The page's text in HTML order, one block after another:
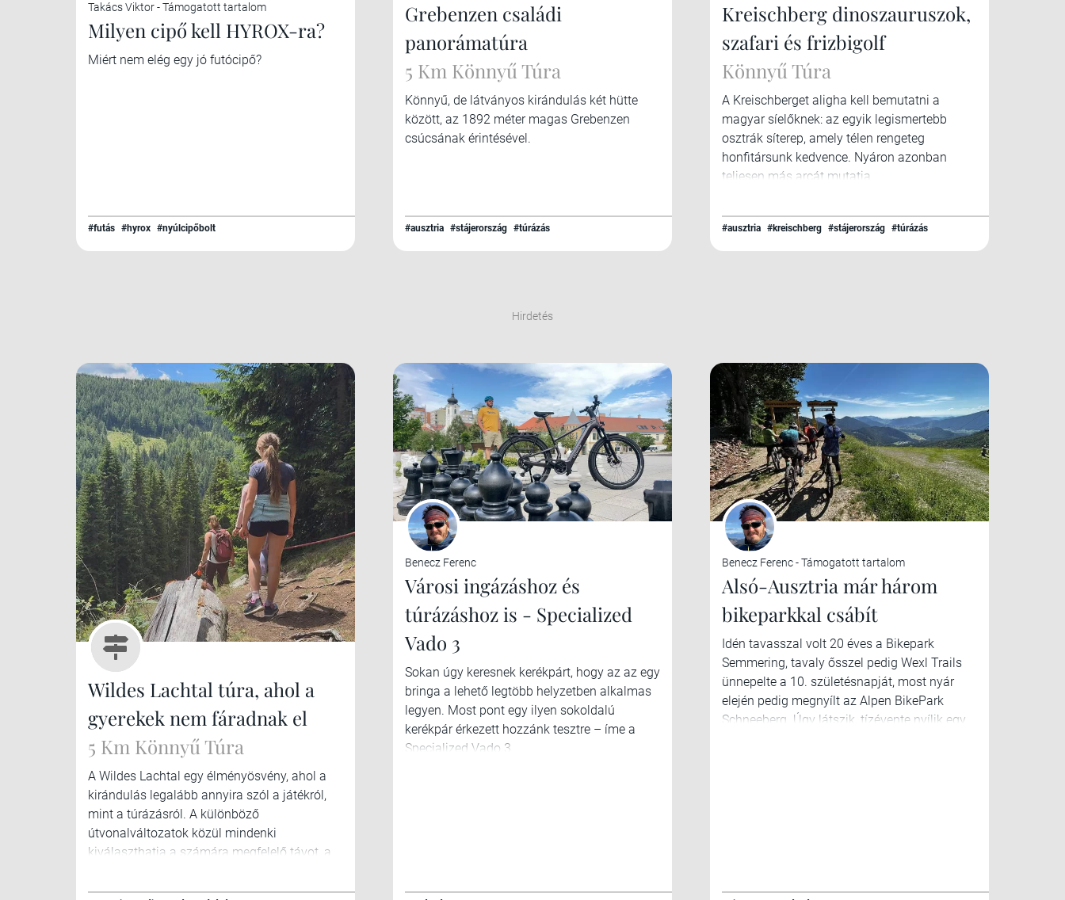
Takács Viktor - Támogatott tartalom
Milyen cipő kell HYROX-ra?
Miért nem elég egy jó futócipő?
#futás #hyrox #nyúlcipőbolt
Grebenzen családi
panorámatúra
5 Km Könnyű Túra
Könnyű, de látványos kirándulás két hütte
között, az 1892 méter magas Grebenzen
csúcsának érintésével.
#ausztria #stájerország #túrázás
Kreischberg dinoszauruszok,
szafari és frizbigolf
Könnyű Túra
A Kreischberget aligha kell bemutatni a
magyar síelőknek: az egyik legismertebb
osztrák síterep, amely télen rengeteg
honfitársunk kedvence. Nyáron azonban
teljesen más arcát mutatja.
#ausztria #kreischberg #stájerország #túrázás
Hirdetés
Wildes Lachtal túra, ahol a
gyerekek nem fáradnak el
5 Km Könnyű Túra
A Wildes Lachtal egy élményösvény, ahol a
kirándulás legalább annyira szól a játékról,
mint a túrázásról. A különböző
útvonalváltozatok közül mindenki
kiválaszthatja a számára megfelelő távot, a
Benecz Ferenc
Városi ingázáshoz és
túrázáshoz is - Specialized
Vado 3
Sokan úgy keresnek kerékpárt, hogy az az egy
bringa a lehető legtöbb helyzetben alkalmas
legyen. Most pont egy ilyen sokoldalú
kerékpár érkezett hozzánk tesztre – íme a
Specialized Vado 3.
Benecz Ferenc - Támogatott tartalom
Alsó-Ausztria már három
bikeparkkal csábít
Idén tavasszal volt 20 éves a Bikepark
Semmering, tavaly ősszel pedig Wexl Trails
ünnepelte a 10. születésnapját, most nyár
elején pedig megnyílt az Alpen BikePark
Schneeberg. Úgy látszik, tízévente nyílik egy